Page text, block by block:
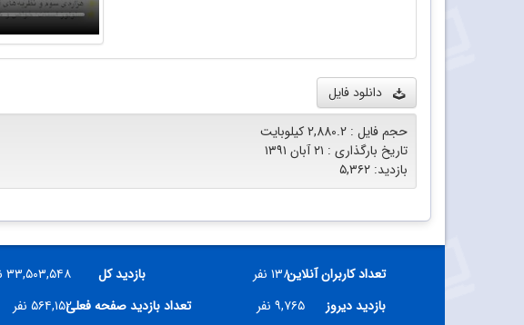
دانلود فایل
حجم فایل : 2,880.2 کیلوبایت
تاریخ بارگذاری : ۲۱ آبان ۱۳۹۱
بازدید: ۵,۳۶۲
تعداد کاربران آنلاین۱۳۸ نفر بازدید کل ۳۳,۵۰۳,۵۴۸ نفر
بازدید دیروز
۹,۷۶۵ نفر تعداد بازدید صفحه فعلی۵۶۴,۱۵۲ نفر